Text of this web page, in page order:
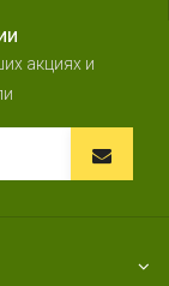
акциях и